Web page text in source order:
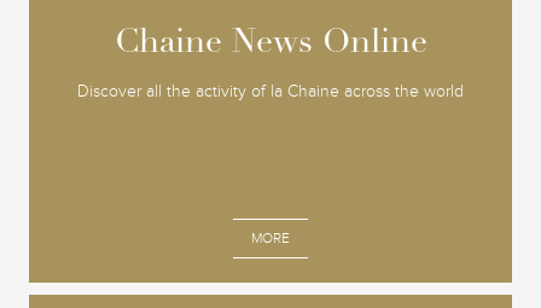
Chaine News Online
Discover all the activity of la Chaine across the world
MORE
Chaine News Online